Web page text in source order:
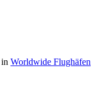
Worldwide Flughäfen